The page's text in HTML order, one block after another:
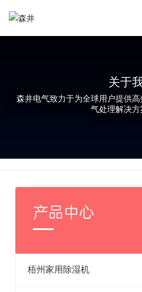
新闻中心
联系我们
关于
森井电气致力于为全球用户提供
气处理解决
产品中心
梧州家用除湿机